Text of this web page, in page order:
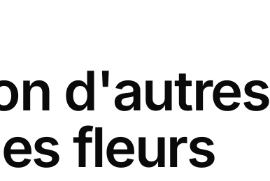
d'autres
fleurs